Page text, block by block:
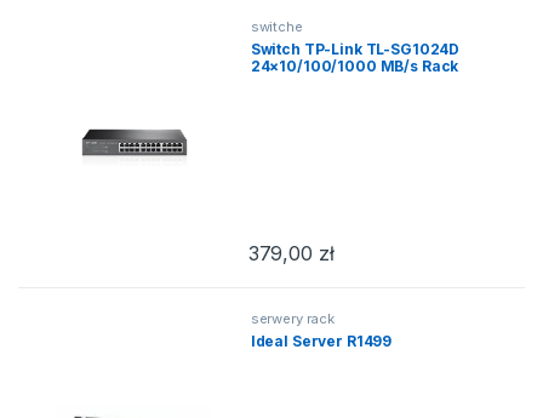
switche
Switch TP-Link TL-SG1024D
24×10/100/1000 MB/s Rack
379,00 zł
serwery rack
Ideal Server R1499